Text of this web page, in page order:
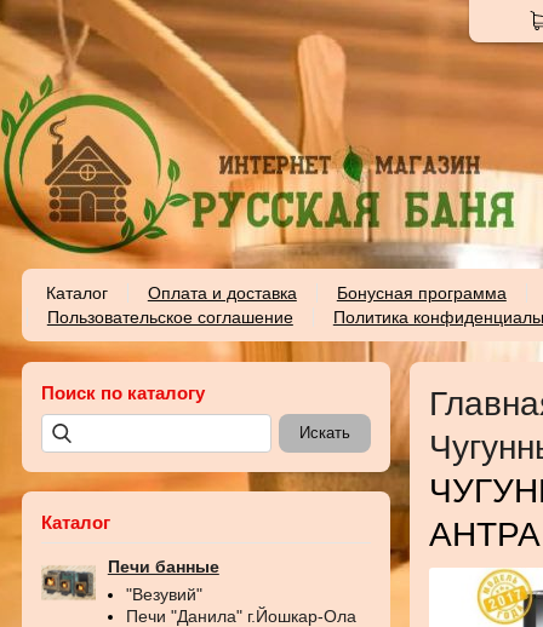
Каталог Оплата и доставка
Бонусная программа
Пользовательское соглашение
Политика
Поиск по каталогу
Каталог
Печи банные
"Везувий"
Печи "Данила" г.Йошкар-Ола